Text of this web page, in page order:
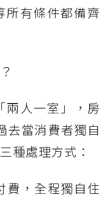
所有條件都備齊
兩人一室」，房
去當消費者獨自
種處理方式：
費，全程獨自住